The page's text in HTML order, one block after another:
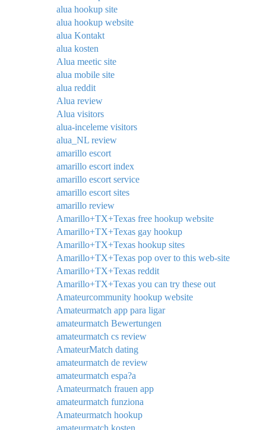
alua hookup site
alua hookup website
alua Kontakt
alua kosten
Alua meetic site
alua mobile site
alua reddit
Alua review
Alua visitors
alua-inceleme visitors
alua_NL review
amarillo escort
amarillo escort index
amarillo escort service
amarillo escort sites
amarillo review
Amarillo+TX+Texas free hookup website
Amarillo+TX+Texas gay hookup
Amarillo+TX+Texas hookup sites
Amarillo+TX+Texas pop over to this web-site
Amarillo+TX+Texas reddit
Amarillo+TX+Texas you can try these out
Amateurcommunity hookup website
Amateurmatch app para ligar
amateurmatch Bewertungen
amateurmatch cs review
AmateurMatch dating
amateurmatch de review
amateurmatch espa?a
Amateurmatch frauen app
amateurmatch funziona
Amateurmatch hookup
amateurmatch kosten